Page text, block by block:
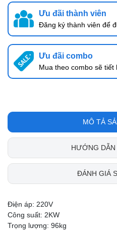
Ưu đãi thành viên
Đăng ký thành viên để
Ưu đãi combo
Mua theo combo sẽ tiết
MÔ TẢ
HƯỚNG DẪN
ĐÁNH GIÁ
Điện áp: 220V
Công suất: 2KW
Trọng lượng: 96kg